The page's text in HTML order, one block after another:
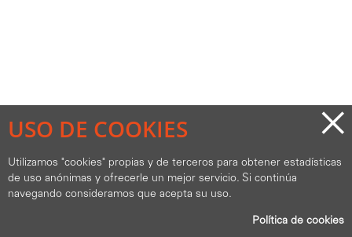
USO DE COOKIES
Utilizamos "cookies" propias y de terceros para obtener estadísticas
de uso anónimas y ofrecerle un mejor servicio. Si continúa
navegando consideramos que acepta su uso.
Política de cookies
×